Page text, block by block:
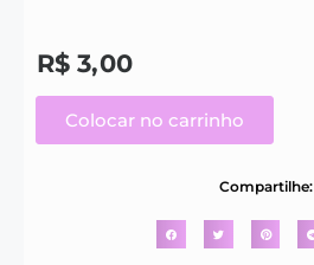
R$ 3,00
Colocar no carrinho
Compartilhe: